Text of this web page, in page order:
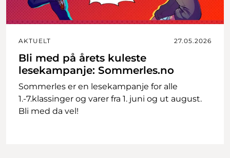
AKTUELT 27.05.2026
Bli med på årets kuleste
lesekampanje: Sommerles.no
Sommerles er en lesekampanje for alle
1.-7.klassinger og varer fra 1. juni og ut august.
Bli med da vel!